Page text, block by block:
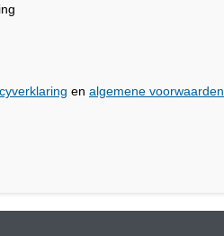
en algemene voorwaarden